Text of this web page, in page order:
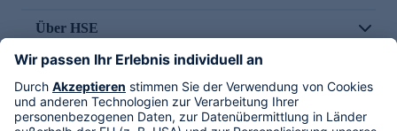
Über HSE
Im TV
HSE International